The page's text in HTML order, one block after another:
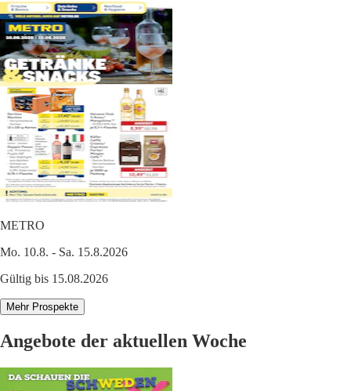
METRO
Mo. 10.8. - Sa. 15.8.2026
Gültig bis 15.08.2026
Mehr Prospekte
Angebote der aktuellen Woche